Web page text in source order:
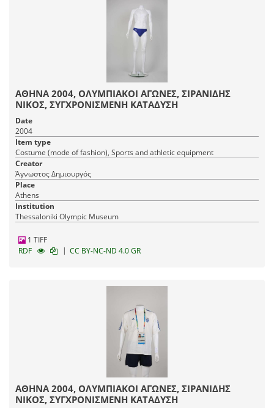
ΑΘΗΝΑ 2004, ΟΛΥΜΠΙΑΚΟΙ ΑΓΩΝΕΣ, ΣΙΡΑΝΙΔΗΣ
ΝΙΚΟΣ, ΣΥΓΧΡΟΝΙΣΜΕΝΗ ΚΑΤΑΔΥΣΗ
Date
2004
Item type
Costume (mode of fashion), Sports and athletic equipment
Creator
Άγνωστος Δημιουργός
Place
Athens
Institution
Thessaloniki Olympic Museum
1 TIFF
RDF
| CC BY-NC-ND 4.0 GR
ΑΘΗΝΑ 2004, ΟΛΥΜΠΙΑΚΟΙ ΑΓΩΝΕΣ, ΣΙΡΑΝΙΔΗΣ
ΝΙΚΟΣ, ΣΥΓΧΡΟΝΙΣΜΕΝΗ ΚΑΤΑΔΥΣΗ